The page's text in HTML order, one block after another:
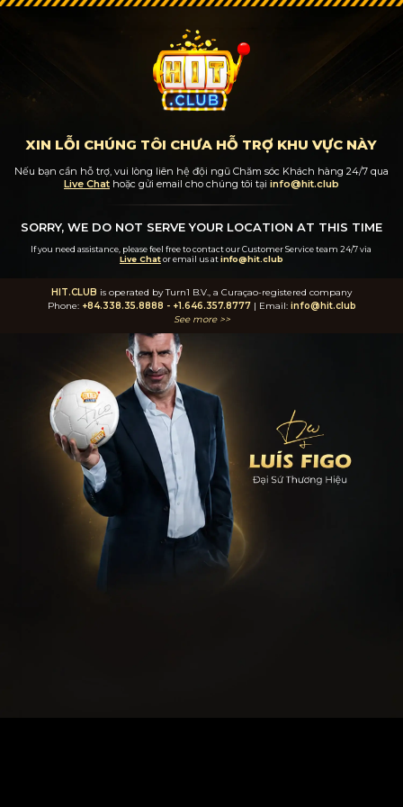
XIN LỖI CHÚNG TÔI CHƯA HỖ TRỢ KHU VỰC NÀY
Nếu bạn cần hỗ trợ, vui lòng liên hệ đội ngũ Chăm sóc Khách hàng 24/7 qua
Live Chathoặc gửi email cho chúng tôi tại info@hit.club
SORRY, WE DO NOT SERVE YOUR LOCATION AT THIS TIME
If you need assistance, please feel free to contact our Customer Service team 24/7via
Live Chator email us atinfo@hit.club
HIT.CLUB is operated by Turn1 B.V., a Curaçao-registered company
Phone: +84.338.35.8888 - +1.646.357.8777| Email: info@hit.club
See more >>